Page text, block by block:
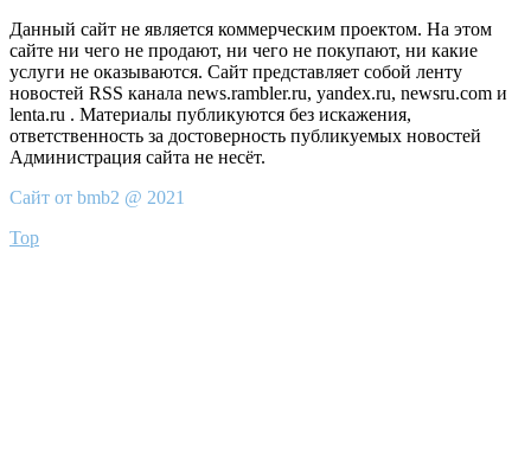
Данный сайт не является коммерческим проектом. На этом
сайте ни чего не продают, ни чего не покупают, ни какие
услуги не оказываются. Сайт представляет собой ленту
новостей RSS канала news.rambler.ru, yandex.ru, newsru.com и
lenta.ru . Материалы публикуются без искажения,
ответственность за достоверность публикуемых новостей
Администрация сайта не несёт.
Сайт от bmb2 @ 2021
Top